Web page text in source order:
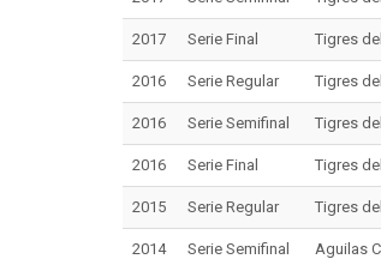
2017 Serie Final Tigres
2016 Serie Regular Tigres
2016 Serie Semifinal Tigres
2016 Serie Final Tigres
2015 Serie Regular Tigres
2014 Serie Semifinal Aguilas